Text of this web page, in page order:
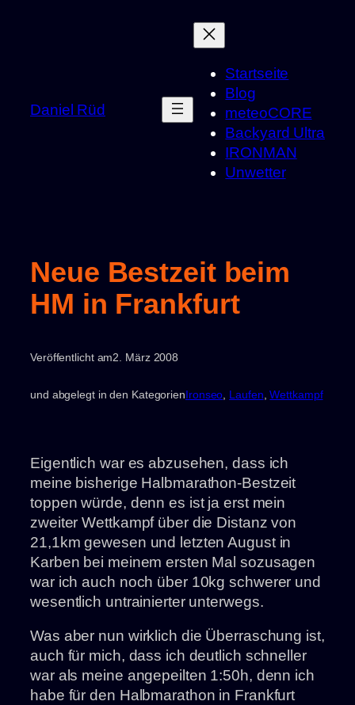
Daniel Rüd
Startseite
Blog
meteoCORE
Backyard Ultra
IRONMAN
Unwetter
Neue Bestzeit beim
HM in Frankfurt
Veröffentlicht am2. März 2008
und abgelegt in den KategorienIronseo Laufen , Wettkampf
Eigentlich war es abzusehen, dass ich
meine bisherige Halbmarathon-Bestzeit
toppen würde, denn es ist ja erst mein
zweiter Wettkampf über die Distanz von
21,1km gewesen und letzten August in
Karben bei meinem ersten Mal sozusagen
war ich auch noch über 10kg schwerer und
wesentlich untrainierter unterwegs.
Was aber nun wirklich die Überraschung ist,
auch für mich, dass ich deutlich schneller
war als meine angepeilten 1:50h, denn ich
habe für den Halbmarathon in Frankfurt